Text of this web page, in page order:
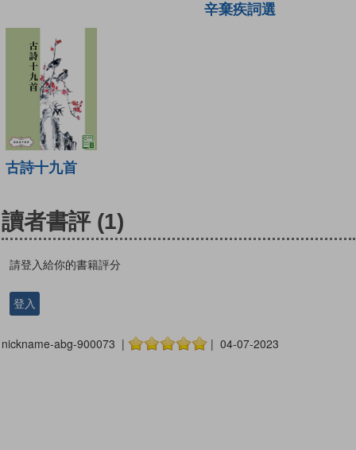
辛棄疾詞選
古詩十九首
讀者書評 (1)
請登入給你的書籍評分
登入
nickname-abg-900073 | | 04-07-2023